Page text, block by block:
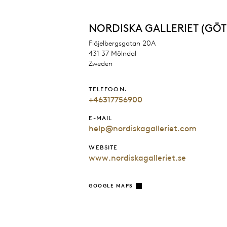
NORDISKA GALLERIET
Flöjelbergsgatan 20A
431 37 Mölndal
Zweden
TELEFOON.
+46317756900
E-MAIL
help@nordiskagalleriet.com
WEBSITE
www.nordiskagalleriet.se
GOOGLE MAPS